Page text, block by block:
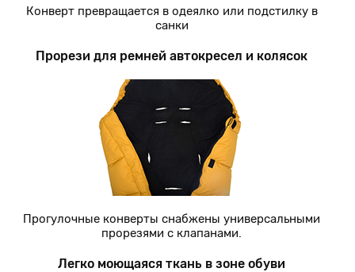
Конверт превращается в одеялко или подстилку в
санки
Прорези для ремней автокресел и колясок
Прогулочные конверты снабжены универсальными
прорезями с клапанами.
Легко моющаяся ткань в зоне обуви